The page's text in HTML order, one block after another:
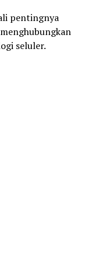
pentingnya
seluler.